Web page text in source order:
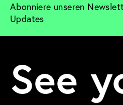
Abonniere unseren
Updates
See